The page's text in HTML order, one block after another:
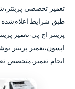
تعمیر تخصصی
طبق شرایط اعلام‌شده
پرینتر اچ پی،تعمیر
اپسون،تعمیر پرینتر
انجام تعمیر.متحصص